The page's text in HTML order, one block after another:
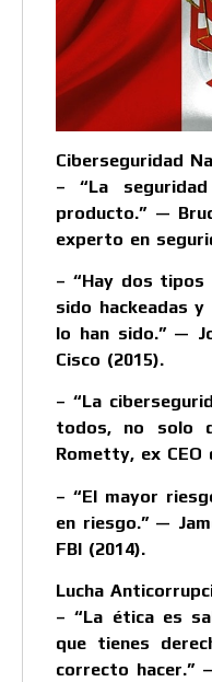
Ciberseguridad
– “La
producto.” —
experto en
– “Hay dos tipos
sido hackeadas
lo han sido.” —
Cisco (2015).
– “La
todos, no solo
Rometty, ex CEO
– “El mayor
en riesgo.” —
FBI (2014).
Lucha
– “La ética es
que tienes
correcto hacer.”